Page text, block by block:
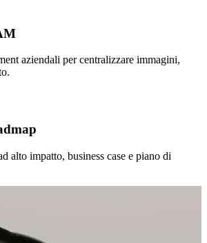
aziendali per centralizzare immagini,
alto impatto, business case e piano di